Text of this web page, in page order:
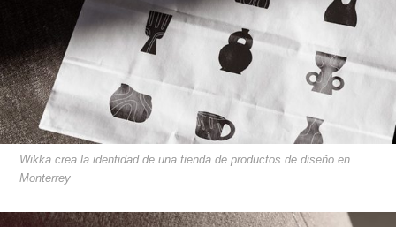
Wikka crea la identidad de una tienda de productos de diseño en
Monterrey